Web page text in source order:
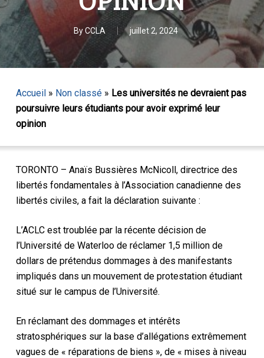
By CCLA juillet 2, 2024
Accueil» Non classé» Les universités ne devraient pas
poursuivre leurs étudiants pour avoir exprimé leur
opinion
TORONTO – Anaïs Bussières McNicoll, directrice des
libertés fondamentales à l’Association canadienne des
libertés civiles, a fait la déclaration suivante :
L’ACLC est troublée par la récente décision de
l’Université de Waterloo de réclamer 1,5 million de
dollars de prétendus dommages à des manifestants
impliqués dans un mouvement de protestation étudiant
situé sur le campus de l’Université.
En réclamant des dommages et intérêts
stratosphériques sur la base d’allégations extrêmement
vagues de « réparations de biens », de « mises à niveau